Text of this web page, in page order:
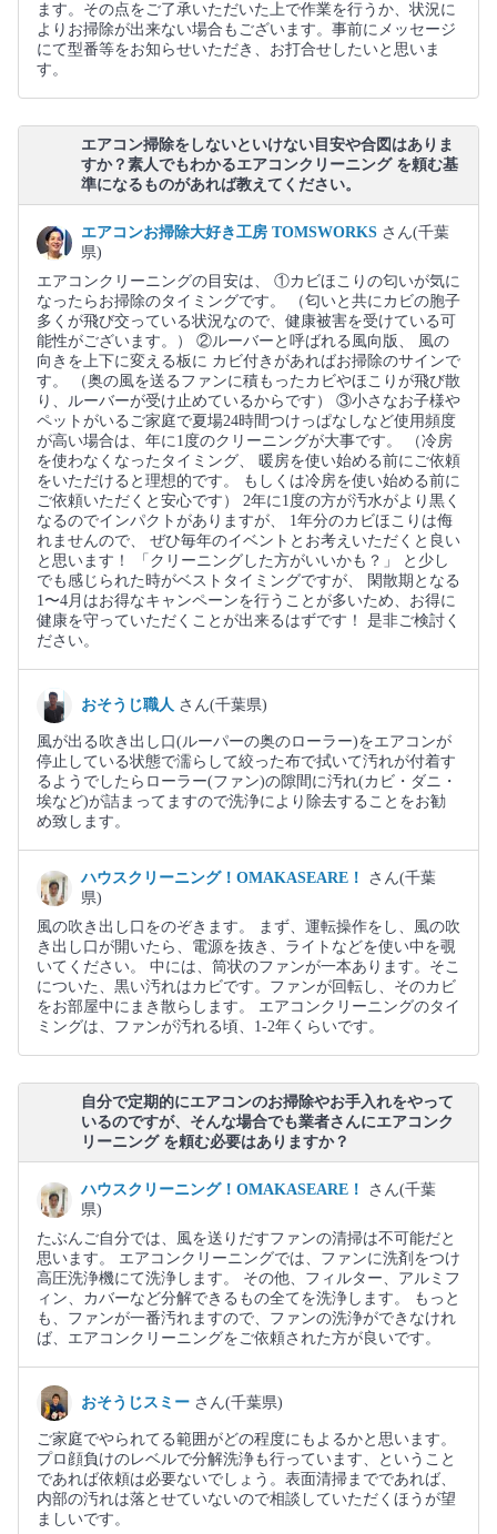
ます。その点をご了承いただいた上で作業を行うか、状況に
よりお掃除が出来ない場合もございます。事前にメッセージ
にて型番等をお知らせいただき、お打合せしたいと思いま
す。
エアコン掃除をしないといけない目安や合図はありま
すか？素人でもわかるエアコンクリーニング を頼む基
準になるものがあれば教えてください。
エアコンお掃除大好き工房 TOMSWORKS さん(千葉
県)
エアコンクリーニングの目安は、 ①カビほこりの匂いが気に
なったらお掃除のタイミングです。 （匂いと共にカビの胞子
多くが飛び交っている状況なので、健康被害を受けている可
能性がございます。） ②ルーバーと呼ばれる風向版、 風の
向きを上下に変える板に カビ付きがあればお掃除のサインで
す。 （奥の風を送るファンに積もったカビやほこりが飛び散
り、ルーバーが受け止めているからです） ③小さなお子様や
ペットがいるご家庭で夏場24時間つけっぱなしなど使用頻度
が高い場合は、年に1度のクリーニングが大事です。 （冷房
を使わなくなったタイミング、 暖房を使い始める前にご依頼
をいただけると理想的です。 もしくは冷房を使い始める前に
ご依頼いただくと安心です） 2年に1度の方が汚水がより黒く
なるのでインパクトがありますが、 1年分のカビほこりは侮
れませんので、 ぜひ毎年のイベントとお考えいただくと良い
と思います！ 「クリーニングした方がいいかも？」 と少し
でも感じられた時がベストタイミングですが、 閑散期となる
1〜4月はお得なキャンペーンを行うことが多いため、お得に
健康を守っていただくことが出来るはずです！ 是非ご検討く
ださい。
おそうじ職人 さん(千葉県)
風が出る吹き出し口(ルーパーの奥のローラー)をエアコンが
停止している状態で濡らして絞った布で拭いて汚れが付着す
るようでしたらローラー(ファン)の隙間に汚れ(カビ・ダニ・
埃など)が詰まってますので洗浄により除去することをお勧
め致します。
ハウスクリーニング！OMAKASEARE！
さん(千葉
県)
風の吹き出し口をのぞきます。 まず、運転操作をし、風の吹
き出し口が開いたら、電源を抜き、ライトなどを使い中を覗
いてください。 中には、筒状のファンが一本あります。そこ
についた、黒い汚れはカビです。ファンが回転し、そのカビ
をお部屋中にまき散らします。 エアコンクリーニングのタイ
ミングは、ファンが汚れる頃、1-2年くらいです。
自分で定期的にエアコンのお掃除やお手入れをやって
いるのですが、そんな場合でも業者さんにエアコンク
リーニング を頼む必要はありますか？
ハウスクリーニング！OMAKASEARE！
さん(千葉
県)
たぶんご自分では、風を送りだすファンの清掃は不可能だと
思います。 エアコンクリーニングでは、ファンに洗剤をつけ
高圧洗浄機にて洗浄します。 その他、フィルター、アルミフ
ィン、カバーなど分解できるもの全てを洗浄します。 もっと
も、ファンが一番汚れますので、ファンの洗浄ができなけれ
ば、エアコンクリーニングをご依頼された方が良いです。
おそうじスミー さん(千葉県)
ご家庭でやられてる範囲がどの程度にもよるかと思います。
プロ顔負けのレベルで分解洗浄も行っています、ということ
であれば依頼は必要ないでしょう。表面清掃までであれば、
内部の汚れは落とせていないので相談していただくほうが望
ましいです。